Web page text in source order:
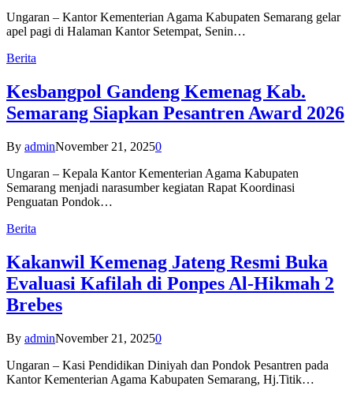
Ungaran – Kantor Kementerian Agama Kabupaten Semarang gelar
apel pagi di Halaman Kantor Setempat, Senin…
Berita
Kesbangpol Gandeng Kemenag Kab.
Semarang Siapkan Pesantren Award 2026
By adminNovember 21, 20250
Ungaran – Kepala Kantor Kementerian Agama Kabupaten
Semarang menjadi narasumber kegiatan Rapat Koordinasi
Penguatan Pondok…
Berita
Kakanwil Kemenag Jateng Resmi Buka
Evaluasi Kafilah di Ponpes Al-Hikmah 2
Brebes
By adminNovember 21, 20250
Ungaran – Kasi Pendidikan Diniyah dan Pondok Pesantren pada
Kantor Kementerian Agama Kabupaten Semarang, Hj.Titik…